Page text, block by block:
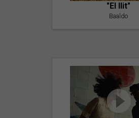
"El llit"
Baaldo